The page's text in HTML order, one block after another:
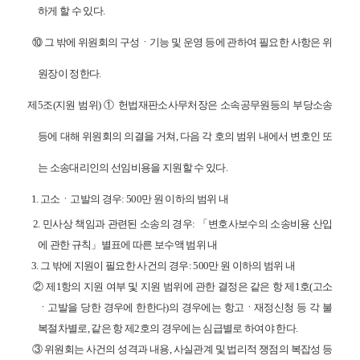
하게 할 수 있다.
⑩ 그 밖에 위원회의 구성 ㆍ 기능 및 운영 등에 관하여 필요한 사항은 위
원장이 정한다.
제5조(지원 범위)① 헌법재판소사무처장은 소속공무원등의 부당소송
등에 대해 위원회의 의결을 거쳐, 다음 각 호의 범위 내에서 변호인 또
는 소송대리인의 선임비용을 지원할 수 있다.
1. 고소 ㆍ 고발의 경우: 500만 원 이하의 범위 내
2. 민사상 책임과 관련된 소송의 경우: 「 변호사보수의 소송비용 산입
에 관한 규칙 」 별표에 따른 보수액 범위 내
3. 그 밖에 지원이 필요한 사건의 경우: 500만 원 이하의 범위 내
②제 1항의 지원 여부 및 지원 범위에 관한 결정은 같은 항 제 1호(고소
ㆍ 고발을 당한 경우에 한한다)의 경우에는 항고 ㆍ 재정신청 등 각 불
복절차별로,같은 항 제2호의 경우에는 심급별로 하여야 한다.
③ 위원회는 사건의 성격과 내용,사실관계 및 법리적 쟁점의 복잡성 등